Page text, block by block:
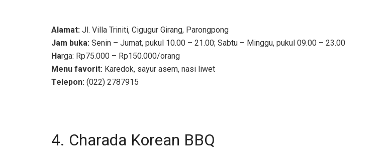
Alamat: Jl. Villa Triniti, Cigugur Girang, Parongpong
Jam buka: Senin – Jumat, pukul 10.00 – 21.00; Sabtu – Minggu, pukul 09.00 – 23.00
Harga: Rp75.000 – Rp150.000/orang
Menu favorit: Karedok, sayur asem, nasi liwet
Telepon: (022) 2787915
4. Charada Korean BBQ